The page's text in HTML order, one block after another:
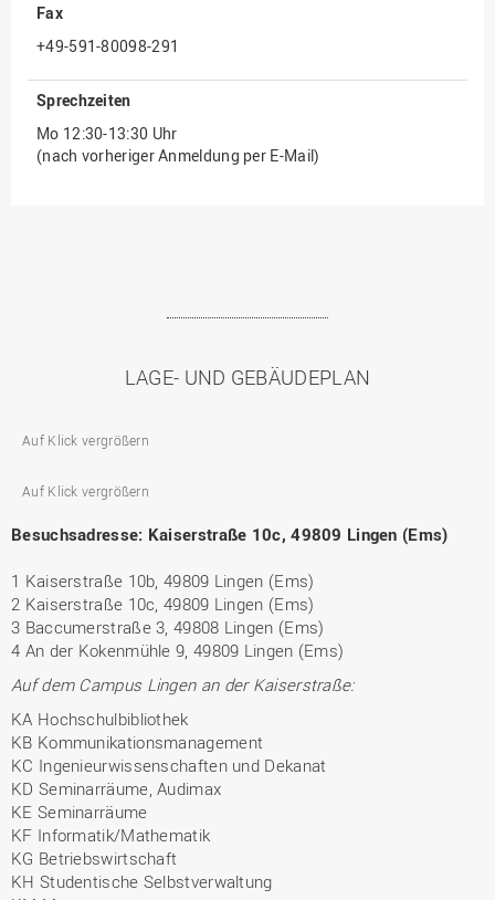
Fax
+49-591-80098-291
Sprechzeiten
Mo 12:30-13:30 Uhr
(nach vorheriger Anmeldung per E-Mail)
LAGE- UND GEBÄUDEPLAN
Auf Klick vergrößern
Auf Klick vergrößern
Besuchsadresse: Kaiserstraße 10c, 49809 Lingen (Ems)
1 Kaiserstraße 10b, 49809 Lingen (Ems)
2 Kaiserstraße 10c, 49809 Lingen (Ems)
3 Baccumerstraße 3, 49808 Lingen (Ems)
4 An der Kokenmühle 9, 49809 Lingen (Ems)
Auf dem Campus Lingen an der Kaiserstraße:
KA Hochschulbibliothek
KB Kommunikationsmanagement
KC Ingenieurwissenschaften und Dekanat
KD Seminarräume, Audimax
KE Seminarräume
KF Informatik/Mathematik
KG Betriebswirtschaft
KH Studentische Selbstverwaltung